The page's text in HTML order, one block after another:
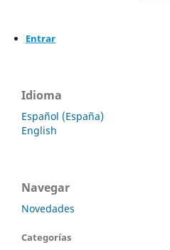
Entrar
Idioma
Español (España)
English
Navegar
Novedades
Categorías